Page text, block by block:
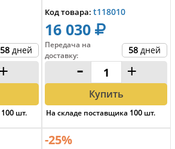
58 дней
+
100 шт.
Код товара: t118010
16 030
Передача на
доставку: 58 дней
- +
Купить
На складе поставщика 100 шт.
-25%